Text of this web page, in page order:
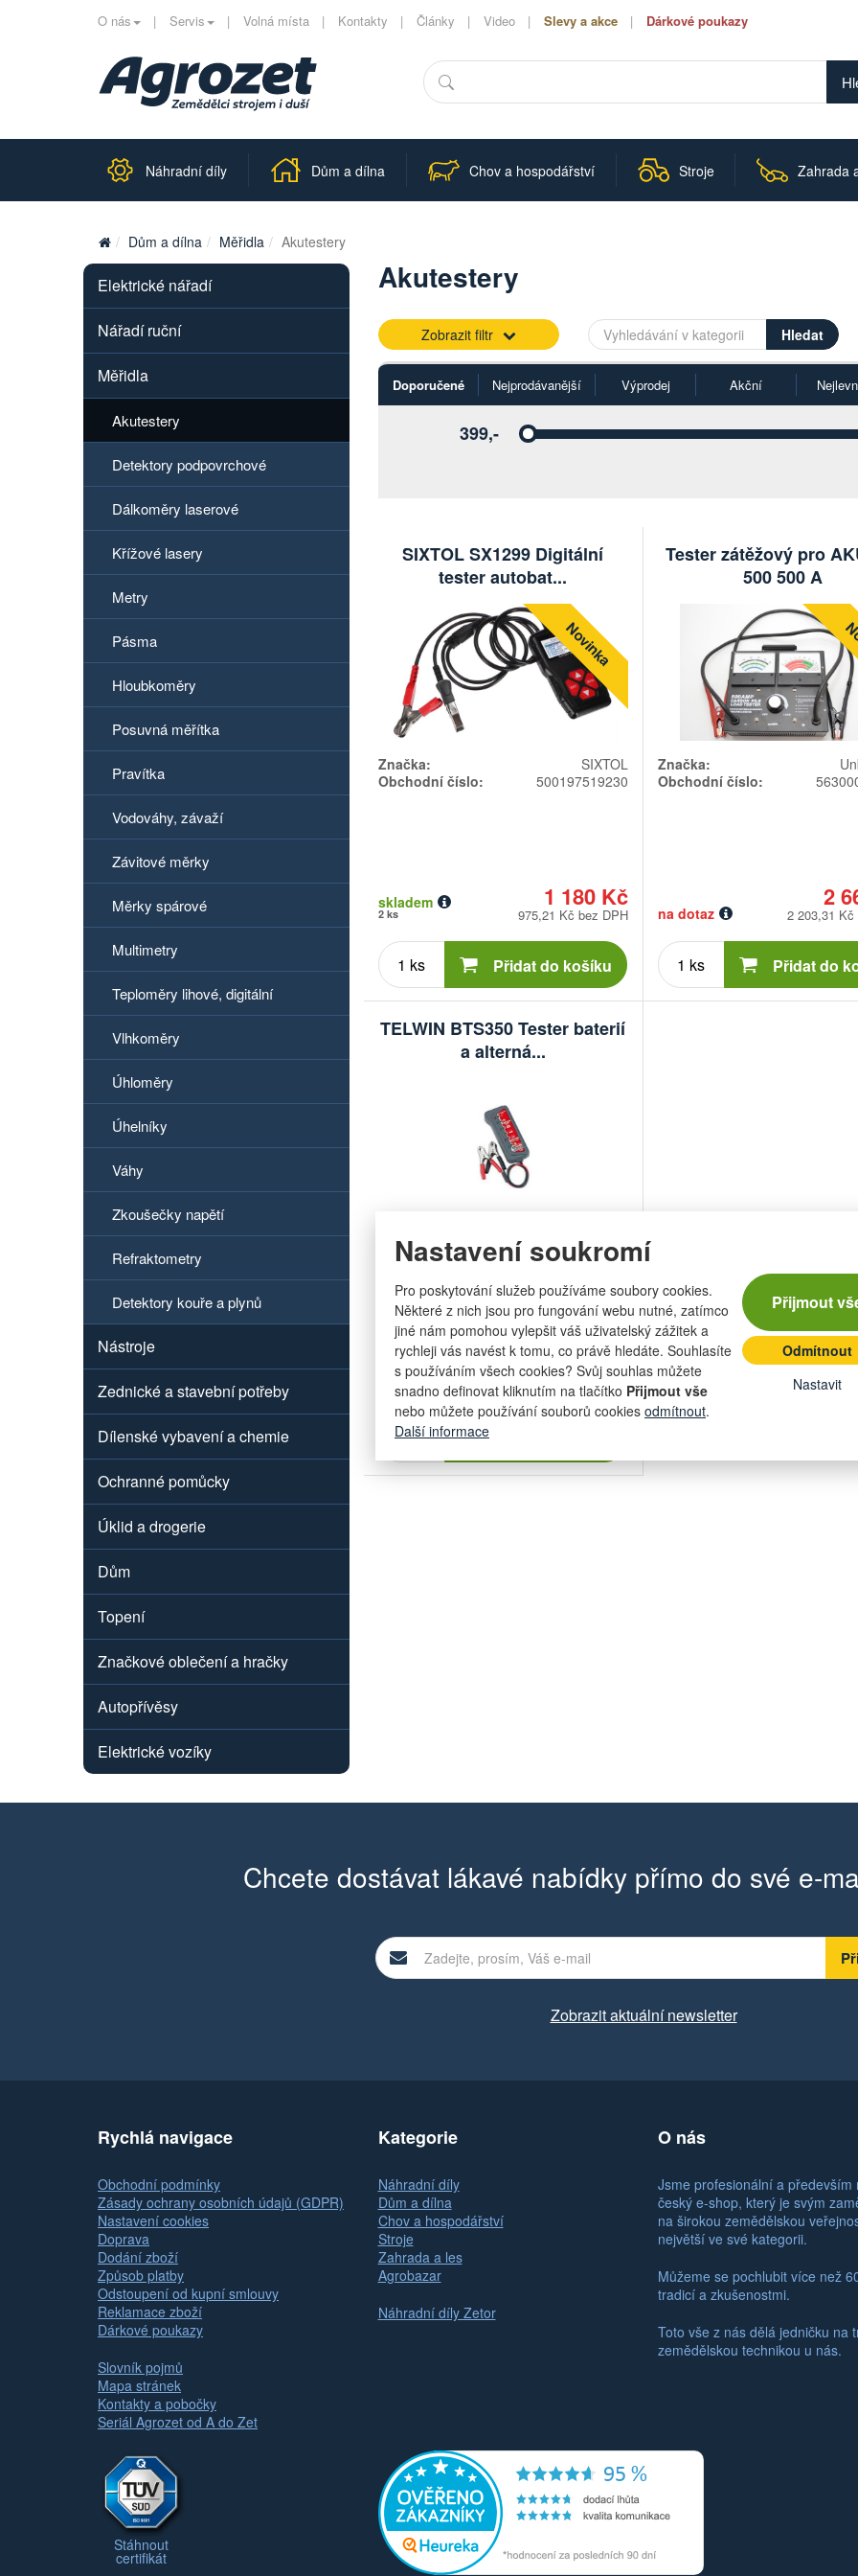
Nastavení soukromí
Pro poskytování služeb používáme soubory cookies.
Některé z nich jsou pro fungování webu nutné, zatímco
jiné nám pomohou vylepšit váš uživatelský zážitek a
rychleji vás navést k tomu, co právě hledáte. Souhlasíte
s používáním všech cookies? Svůj souhlas můžete
snadno definovat kliknutím na tlačítko Přijmout vše
nebo můžete používání souborů cookies odmítnout.
Další informace
Přijmout
Odmítnout
Nastavit
O nás Servis Volná místa Kontakty Články Video Slevy a akce Dárkové poukazy
Hledat
Náhradní díly Dům a dílna Chov a hospodářství Stroje Zahrada
Dům a dílna Měřidla Akutestery
Akutestery
Zobrazit filtr
Doporučené Nejprodávanější Výprodej Akční
Vyberte
399,-
SIXTOL SX1299 Digitální
tester autobat...
Novinka
Značka:
SIXTOL
Obchodní číslo:
500197519230
1 180 Kč
skladem
2 ks 975,21 Kč bez DPH
Počet
kusů Přidat do košíku
Tester zátěžový pro
500 500 A
Značka:
Obchodní číslo:
2
na dotaz 2 203,31
Počet
kusů Přidat do
TELWIN BTS350 Tester baterií
a alterná...
Značka:
TELWIN
Obchodní číslo:
500508027830
399 Kč
na dotaz 329,75 Kč bez DPH
Počet
kusů
Elektrické nářadí
Nářadí ruční
Měřidla
Akutestery
Detektory podpovrchové
Dálkoměry laserové
Křížové lasery
Metry
Pásma
Hloubkoměry
Posuvná měřítka
Pravítka
Vodováhy, závaží
Závitové měrky
Měrky spárové
Multimetry
Teploměry lihové, digitální
Vlhkoměry
Úhloměry
Úhelníky
Váhy
Zkoušečky napětí
Refraktometry
Detektory kouře a plynů
Nástroje
Zednické a stavební potřeby
Dílenské vybavení a chemie
Ochranné pomůcky
Úklid a drogerie
Dům
Topení
Značkové oblečení a hračky
Autopřívěsy
Elektrické vozíky
Chcete dostávat lákavé nabídky přímo do své e-
Zobrazit aktuální newsletter
Rychlá navigace
Obchodní podmínky
Zásady ochrany osobních údajů (GDPR)
Nastavení cookies
Doprava
Dodání zboží
Způsob platby
Odstoupení od kupní smlouvy
Reklamace zboží
Dárkové poukazy
Slovník pojmů
Mapa stránek
Kontakty a pobočky
Seriál Agrozet od A do Zet
Kategorie
Náhradní díly
Dům a dílna
Chov a hospodářství
Stroje
Zahrada a les
Agrobazar
Náhradní díly Zetor
O nás
Jsme profesionální a především
český e-shop, který je svým
na širokou zemědělskou
největší ve své kategorii.
Můžeme se pochlubit více než
tradicí a zkušenostmi.
Toto vše z nás dělá jedničku na
zemědělskou technikou u nás.
Stáhnout
certifikát